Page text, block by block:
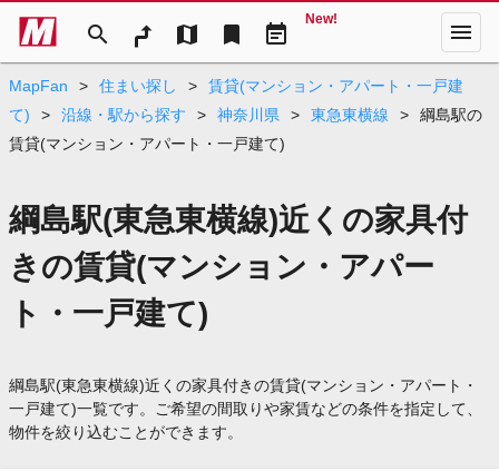
search map bookmark event_note
New! menu
MapFan > 住まい探し >
賃貸(マンション・アパート・一戸建
て)
> 沿線・駅から探す > 神奈川県 > 東急東横線 >
綱島駅の
賃貸(マンション・アパート・一戸建て)
綱島駅(東急東横線)近くの家具付
きの賃貸(マンション・アパー
ト・一戸建て)
綱島駅(東急東横線)近くの家具付きの賃貸(マンション・アパート・
一戸建て)一覧です。ご希望の間取りや家賃などの条件を指定して、
物件を絞り込むことができます。